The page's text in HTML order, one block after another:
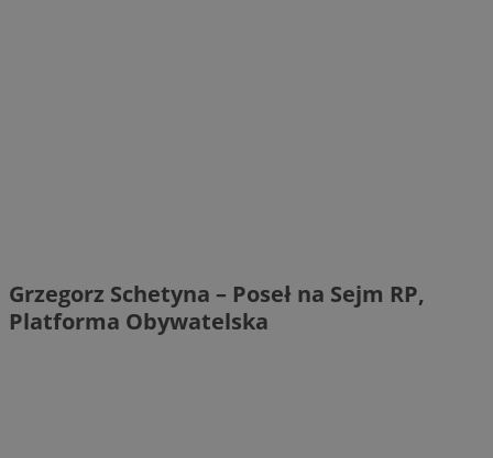
Grzegorz Schetyna – Poseł na Sejm RP,
Platforma Obywatelska